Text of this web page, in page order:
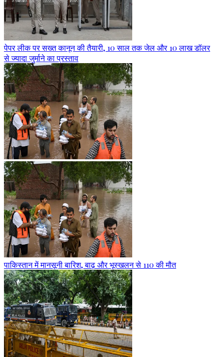
पेपर लीक पर सख्त कानून की तैयारी, 10 साल तक जेल और 10 लाख डॉलर
से ज्यादा जुर्माने का प्रस्ताव
पाकिस्तान में मानसूनी बारिश, बाढ़ और भूस्खलन से 110 की मौत